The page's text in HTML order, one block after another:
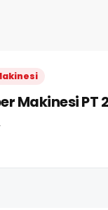
Makinesi PT